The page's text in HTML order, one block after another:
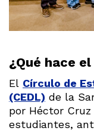
¿Qué hace
El Círculo de
(CEDL) de la
por Héctor
estudiantes,